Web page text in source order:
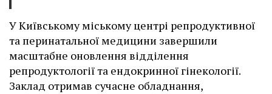
У Київському міському центрі репродуктивної
та перинатальної медицини завершили
масштабне оновлення відділення
репродуктології та ендокринної гінекології.
Заклад отримав сучасне обладнання,